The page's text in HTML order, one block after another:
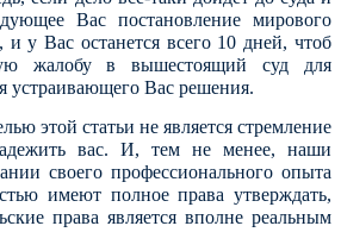
Вас постановление мирового
и у Вас останется всего 10 дней, чтоб
жалобу в вышестоящий суд для
устраивающего Вас решения.
этой статьи не является стремление
вас. И, тем не менее, наши
своего профессионального опыта
имеют полное права утверждать,
права является вполне реальным